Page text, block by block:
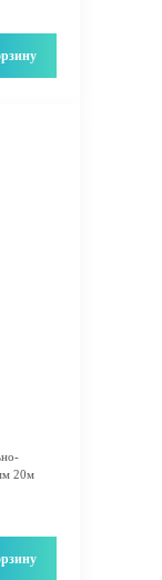
20м